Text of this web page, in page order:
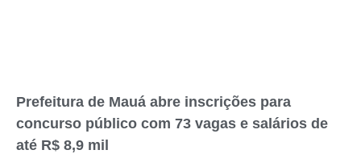
Prefeitura de Mauá abre inscrições para
concurso público com 73 vagas e salários de
até R$ 8,9 mil